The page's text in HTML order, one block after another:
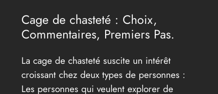
Cage de chasteté : Choix,
Commentaires, Premiers Pas.
La cage de chasteté suscite un intérêt
croissant chez deux types de personnes :
Les personnes qui veulent explorer de